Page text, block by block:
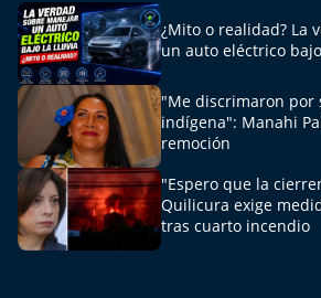
Sesiones Dieciocheras
Expreso PM
Conecta Vida
El Mejor País de Chile
Te invito a tomar once
¿Mito o realidad? La
un auto eléctrico
"Me discrimaron por
indígena": Manahi
remoción
"Espero que la
Quilicura exige
tras cuarto incendio